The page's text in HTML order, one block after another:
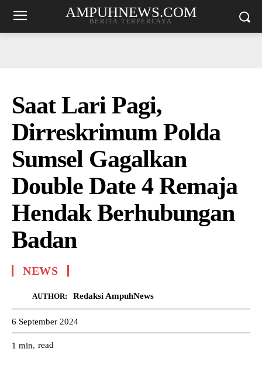
AMPUHNEWS.COM
BERITA TERPERCAYA
Saat Lari Pagi,
Dirreskrimum Polda
Sumsel Gagalkan
Double Date 4 Remaja
Hendak Berhubungan
Badan
NEWS
AUTHOR: Redaksi AmpuhNews
6 September 2024
1 min. read